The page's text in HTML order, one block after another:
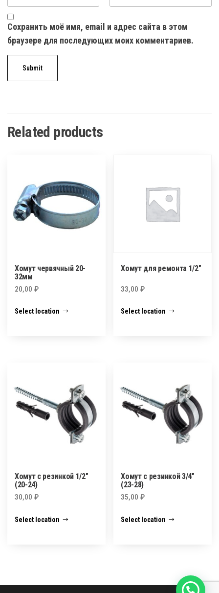
Сохранить моё имя, email и адрес сайта в этом
браузере для последующих моих комментариев.
Related products
Хомут червячный 20-
32мм
20,00 ₽
Select location
Хомут для ремонта 1/2″
33,00₽
Select location
Хомут с резинкой 1/2″
(20-24)
30,00 ₽
Select location
Хомут с резинкой 3/4″
(23-28)
35,00₽
Select location